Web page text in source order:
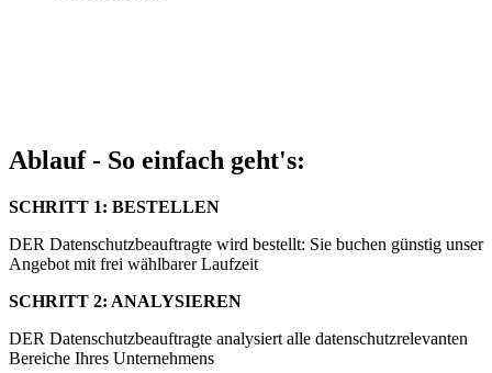
Ablauf - So einfach geht's:
SCHRITT 1: BESTELLEN
DER Datenschutzbeauftragte wird bestellt: Sie buchen günstig unser
Angebot mit frei wählbarer Laufzeit
SCHRITT 2: ANALYSIEREN
DER Datenschutzbeauftragte analysiert alle datenschutzrelevanten
Bereiche Ihres Unternehmens